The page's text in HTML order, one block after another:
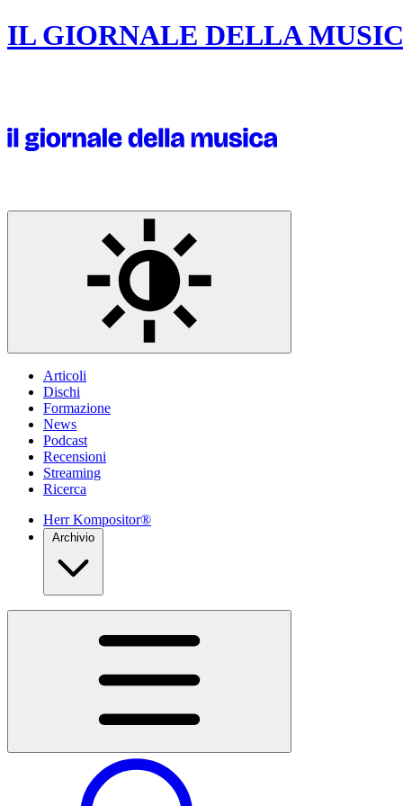
IL GIORNALE DELLA
Articoli
Dischi
Formazione
News
Podcast
Recensioni
Streaming
Ricerca
Herr Kompositor®
Archivio